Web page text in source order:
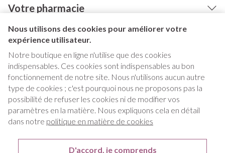
Nous utilisons des cookies pour améliorer votre
expérience utilisateur.
Notre boutique en ligne n'utilise que des cookies
indispensables. Ces cookies sont indispensables au bon
fonctionnement de notre site. Nous n'utilisons aucun autre
type de cookies ; c'est pourquoi nous ne proposons pas la
possibilité de refuser les cookies ni de modifier vos
paramètres en la matière. Nous expliquons cela en détail
dans notre politique en matière de cookies
D'accord, je comprends
Votre pharmacie
Liens légaux